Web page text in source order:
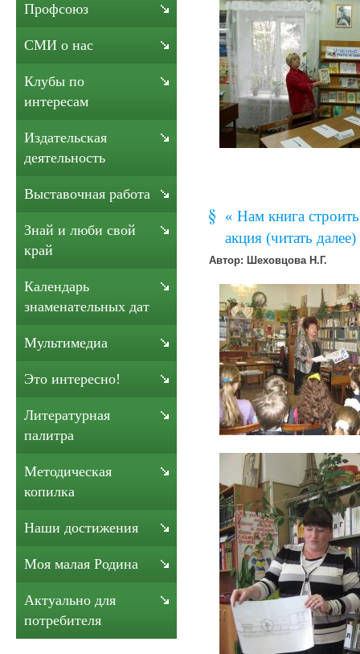
« Нам книга
акция (читать далее)
Автор: Шеховцова Н.Г.
Профсоюз
СМИ о нас
Клубы по
интересам
Издательская
деятельность
Выставочная работа
Знай и люби свой
край
Календарь
знаменательных дат
Мультимедиа
Это интересно!
Литературная
палитра
Методическая
копилка
Наши достижения
Моя малая Родина
Актуально для
потребителя